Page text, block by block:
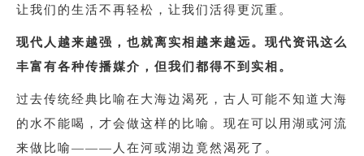
让我们的生活不再轻松，让我们活得更沉重。
现代人越来越强，也就离实相越来越远。现代资讯这么
丰富有各种传播媒介，但我们都得不到实相。
过去传统经典比喻在大海边渴死，古人可能不知道大海
的水不能喝，才会做这样的比喻。现在可以用湖或河流
来做比喻———人在河或湖边竟然渴死了。